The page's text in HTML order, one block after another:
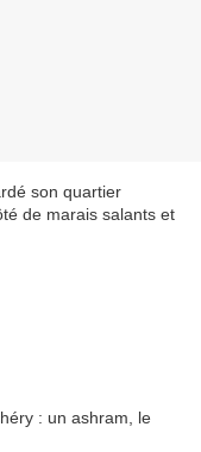
son quartier
de marais salants et
: un ashram, le